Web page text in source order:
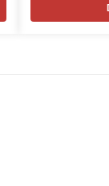
8,90 zł.